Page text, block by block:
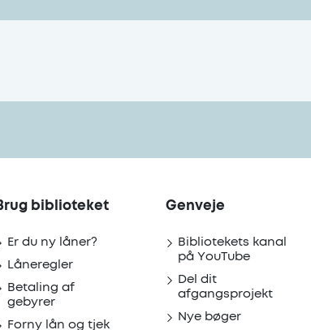
biblioteket
Er du ny låner?
Låneregler
Betaling af
gebyrer
Forny lån og tjek
Genveje
Bibliotekets kanal
på YouTube
Del dit
afgangsprojekt
Nye bøger